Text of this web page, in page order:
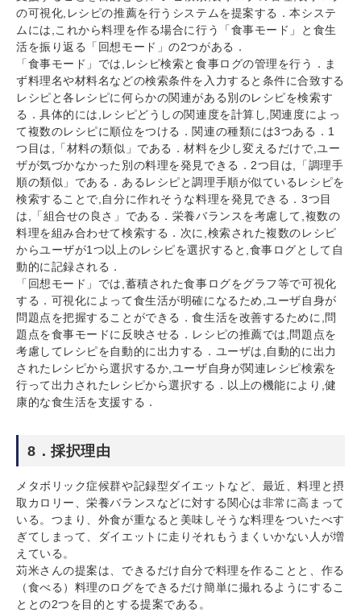
の可視化,レシピの推薦を行うシステムを提案する．本システ
ムには,これから料理を作る場合に行う「食事モード」と食生
活を振り返る「回想モード」の2つがある．
「食事モード」では,レシピ検索と食事ログの管理を行う．ま
ず料理名や材料名などの検索条件を入力すると条件に合致する
レシピと各レシピに何らかの関連がある別のレシピを検索す
る．具体的には,レシピどうしの関連度を計算し,関連度によっ
て複数のレシピに順位をつける．関連の種類には3つある．1
つ目は,「材料の類似」である．材料を少し変えるだけで,ユー
ザが気づかなかった別の料理を発見できる．2つ目は,「調理手
順の類似」である．あるレシピと調理手順が似ているレシピを
検索することで,自分に作れそうな料理を発見できる．3つ目
は,「組合せの良さ」である．栄養バランスを考慮して,複数の
料理を組み合わせて検索する．次に,検索された複数のレシピ
からユーザが1つ以上のレシピを選択すると,食事ログとして自
動的に記録される．
「回想モード」では,蓄積された食事ログをグラフ等で可視化
する．可視化によって食生活が明確になるため,ユーザ自身が
問題点を把握することができる．食生活を改善するために,問
題点を食事モードに反映させる．レシピの推薦では,問題点を
考慮してレシピを自動的に出力する．ユーザは,自動的に出力
されたレシピから選択するか,ユーザ自身が関連レシピ検索を
行って出力されたレシピから選択する．以上の機能により,健
康的な食生活を支援する．
8．採択理由
メタボリック症候群や記録型ダイエットなど、最近、料理と摂
取カロリー、栄養バランスなどに対する関心は非常に高まって
いる。つまり、外食が重なると美味しそうな料理をついたべす
ぎてしまって、ダイエットに走りそれもうまくいかない人が増
えている。
苅米さんの提案は、できるだけ自分で料理を作ることと、作る
（食べる）料理のログをできるだけ簡単に撮れるようにするこ
ととの2つを目的とする提案である。